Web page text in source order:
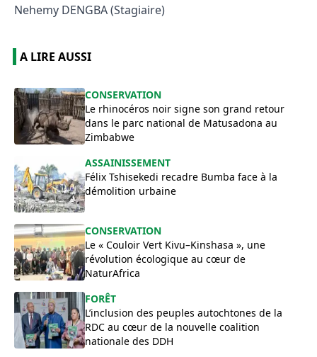
Nehemy DENGBA (Stagiaire)
A LIRE AUSSI
​CONSERVATION
Le rhinocéros noir signe son grand retour
dans le parc national de Matusadona au
Zimbabwe
ASSAINISSEMENT
Félix Tshisekedi recadre Bumba face à la
démolition urbaine
CONSERVATION
Le « Couloir Vert Kivu–Kinshasa », une
révolution écologique au cœur de
NaturAfrica
FORÊT
L’inclusion des peuples autochtones de la
RDC au cœur de la nouvelle coalition
nationale des DDH